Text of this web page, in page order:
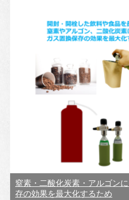
窒素・二酸化炭素・アルゴン
存の効果を最大化するため